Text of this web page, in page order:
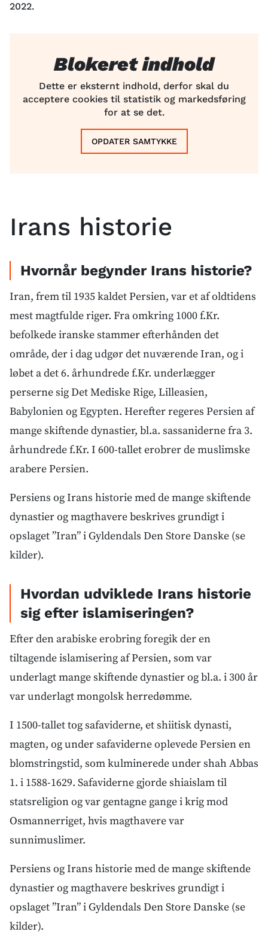
2022.
Blokeret indhold
Dette er eksternt indhold, derfor skal du
acceptere cookies til statistik og markedsføring
for at se det.
OPDATER SAMTYKKE
Irans historie
Hvornår begynder Irans historie?
Iran, frem til 1935 kaldet Persien, var et af oldtidens
mest magtfulde riger. Fra omkring 1000 f.Kr.
befolkede iranske stammer efterhånden det
område, der i dag udgør det nuværende Iran, og i
løbet a det 6. århundrede f.Kr. underlægger
perserne sig Det Mediske Rige, Lilleasien,
Babylonien og Egypten. Herefter regeres Persien af
mange skiftende dynastier, bl.a. sassaniderne fra 3.
århundrede f.Kr. I 600-tallet erobrer de muslimske
arabere Persien.
Persiens og Irans historie med de mange skiftende
dynastier og magthavere beskrives grundigt i
opslaget ”Iran” i Gyldendals Den Store Danske (se
kilder).
Hvordan udviklede Irans historie
sig efter islamiseringen?
Efter den arabiske erobring foregik der en
tiltagende islamisering af Persien, som var
underlagt mange skiftende dynastier og bl.a. i 300 år
var underlagt mongolsk herredømme.
I 1500-tallet tog safaviderne, et shiitisk dynasti,
magten, og under safaviderne oplevede Persien en
blomstringstid, som kulminerede under shah Abbas
1. i 1588-1629. Safaviderne gjorde shiaislam til
statsreligion og var gentagne gange i krig mod
Osmannerriget, hvis magthavere var
sunnimuslimer.
Persiens og Irans historie med de mange skiftende
dynastier og magthavere beskrives grundigt i
opslaget ”Iran” i Gyldendals Den Store Danske (se
kilder).